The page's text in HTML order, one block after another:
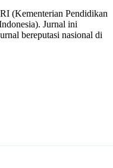
(Kementerian Pendidikan
Jurnal ini
bereputasi nasional di